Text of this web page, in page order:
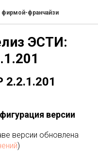
фирмой-франчайзи
ЭСТИ:
версии
версии обновлена
)